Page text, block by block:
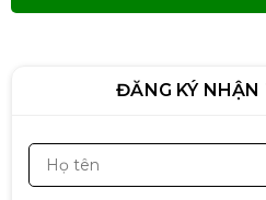
ĐĂNG KÝ NHẬN